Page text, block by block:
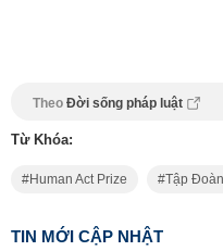
Theo Đời sống pháp luật
Từ Khóa:
Human Act Prize Tập
TIN MỚI CẬP NHẬT